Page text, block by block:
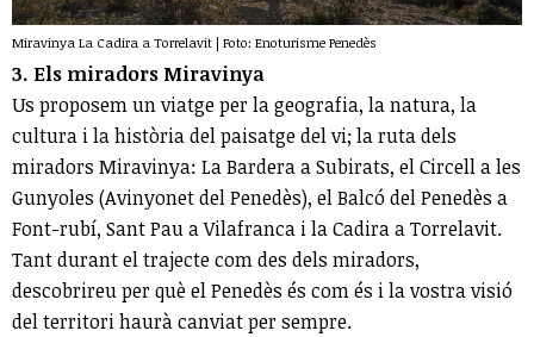
Miravinya La Cadira a Torrelavit | Foto: Enoturisme Penedès
3. Els miradors Miravinya
Us proposem un viatge per la geografia, la natura, la
cultura i la història del paisatge del vi; la ruta dels
miradors Miravinya: La Bardera a Subirats, el Circell a les
Gunyoles (Avinyonet del Penedès), el Balcó del Penedès a
Font-rubí, Sant Pau a Vilafranca i la Cadira a Torrelavit.
Tant durant el trajecte com des dels miradors,
descobrireu per què el Penedès és com és i la vostra visió
del territori haurà canviat per sempre.